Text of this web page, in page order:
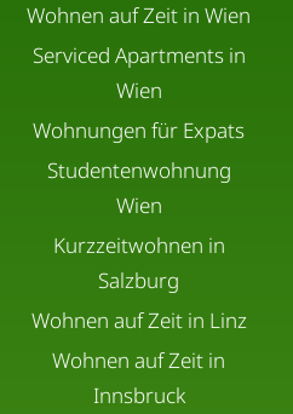
Wohnen auf Zeit in Wien
Serviced Apartments in
Wien
Wohnungen für Expats
Studentenwohnung
Wien
Kurzzeitwohnen in
Salzburg
Wohnen auf Zeit in Linz
Wohnen auf Zeit in
Innsbruck